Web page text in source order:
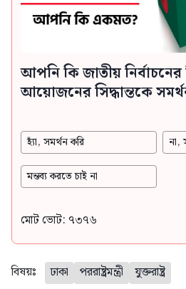
আপনি কি জাতীয়
আয়োজনের সিদ্ধান্তকে
হ্যাঁ, সমর্থন করি না,
মন্তব্য করতে চাই না
মোট ভোট: ৭৩৭৬
বিষয়ঃ ঢাকা পররাষ্ট্রমন্ত্রী যুক্তরাষ্ট্র